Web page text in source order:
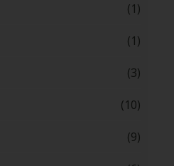
(1)
(1)
(3)
(10)
(9)